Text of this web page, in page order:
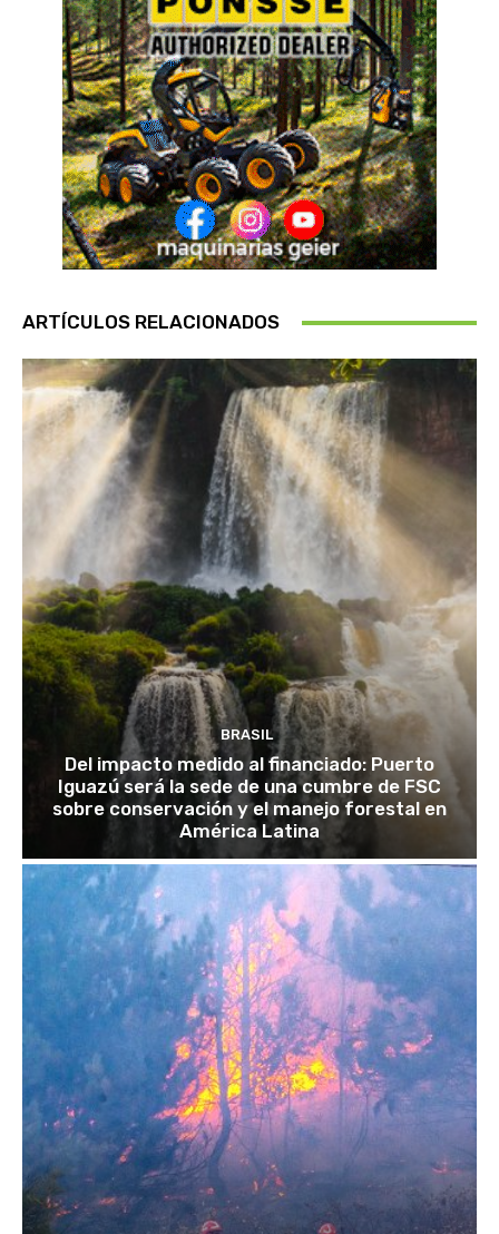
ARTÍCULOS RELACIONADOS
BRASIL
Del impacto medido al financiado: Puerto
Iguazú será la sede de una cumbre de FSC
sobre conservación y el manejo forestal en
América Latina